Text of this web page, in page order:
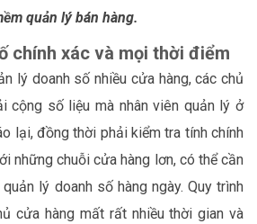
quản lý bán hàng.
chính xác và mọi thời điểm
lý doanh số nhiều cửa hàng, các chủ
cộng số liệu mà nhân viên quản lý ở
lại, đồng thời phải kiểm tra tính chính
những chuỗi cửa hàng lơn, có thể cần
lý doanh số hàng ngày. Quy trình
cửa hàng mất rất nhiều thời gian và